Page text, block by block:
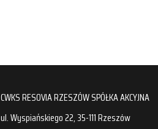
CWKS RESOVIA RZESZÓW SPÓŁKA AKCYJNA
ul. Wyspiańskiego 22, 35-111 Rzeszów